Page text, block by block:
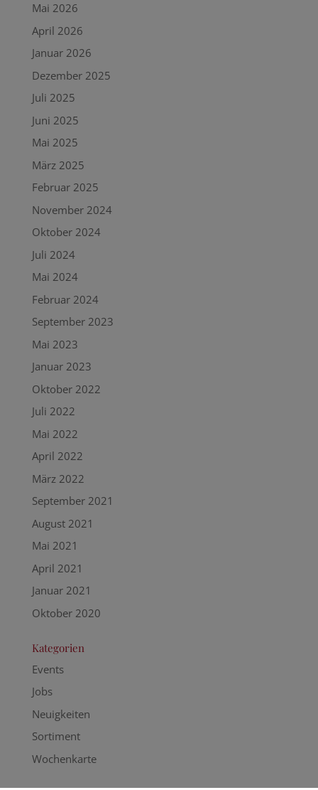
Mai 2026
April 2026
Januar 2026
Dezember 2025
Juli 2025
Juni 2025
Mai 2025
März 2025
Februar 2025
November 2024
Oktober 2024
Juli 2024
Mai 2024
Februar 2024
September 2023
Mai 2023
Januar 2023
Oktober 2022
Juli 2022
Mai 2022
April 2022
März 2022
September 2021
August 2021
Mai 2021
April 2021
Januar 2021
Oktober 2020
Kategorien
Events
Jobs
Neuigkeiten
Sortiment
Wochenkarte